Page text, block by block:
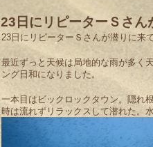
23日にリピーターＳさん
23日にリピーターＳさんが潜りに来
最近ずっと天候は局地的な雨が多く
ング日和になりました。
一本目はビックロックタウン。隠れ
時は流れずリラックスして潜れた。